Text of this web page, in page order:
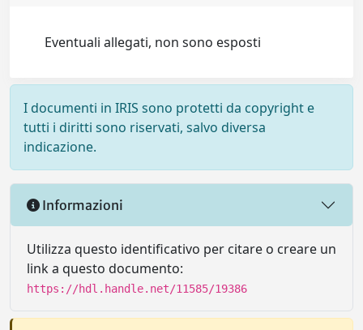
Eventuali allegati, non sono esposti
I documenti in IRIS sono protetti da copyright e
tutti i diritti sono riservati, salvo diversa
indicazione.
Informazioni
Utilizza questo identificativo per citare o creare un
link a questo documento:
https://hdl.handle.net/11585/19386